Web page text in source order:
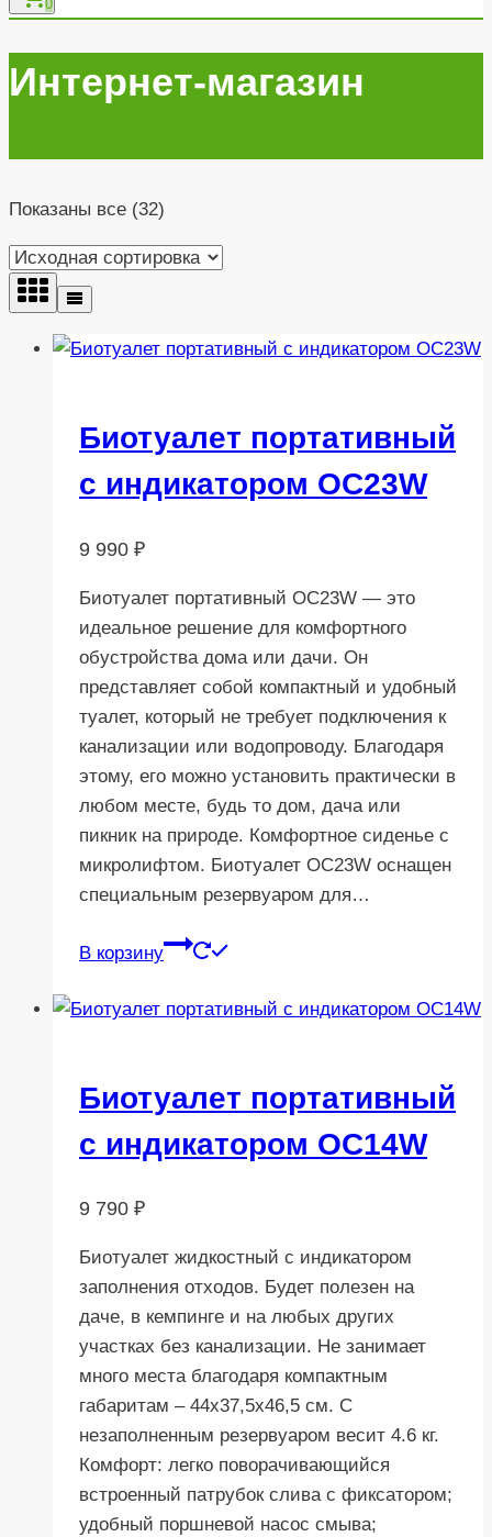
0
Интернет-магазин
Показаны все (32)
Биотуалет портативный
с индикатором OC23W
9 990 ₽
Биотуалет портативный OC23W — это
идеальное решение для комфортного
обустройства дома или дачи. Он
представляет собой компактный и удобный
туалет, который не требует подключения к
канализации или водопроводу. Благодаря
этому, его можно установить практически в
любом месте, будь то дом, дача или
пикник на природе. Комфортное сиденье с
микролифтом. Биотуалет OC23W оснащен
специальным резервуаром для…
В корзину
Биотуалет портативный
с индикатором OC14W
9 790 ₽
Биотуалет жидкостный с индикатором
заполнения отходов. Будет полезен на
даче, в кемпинге и на любых других
участках без канализации. Не занимает
много места благодаря компактным
габаритам – 44х37,5х46,5 см. С
незаполненным резервуаром весит 4.6 кг.
Комфорт: легко поворачивающийся
встроенный патрубок слива с фиксатором;
удобный поршневой насос смыва;